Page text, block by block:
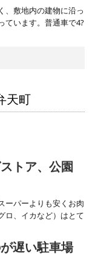
、敷地内の建物に沿っ
ています。普通車で4?
天町
トア、公園
ーパーよりも安くお肉
ロ、イカなど）はとて
遅い駐車場